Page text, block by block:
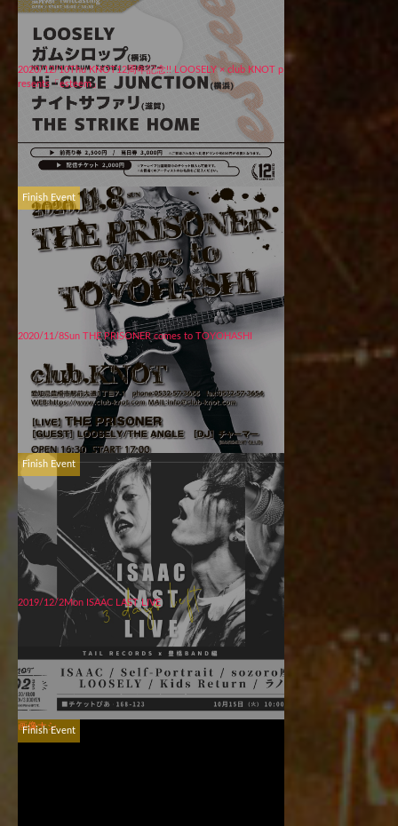
2020/12/10Thu KNOT12周年記念!! LOOSELY × club KNOT p
resents「esteem」
Finish Event
2020/11/8Sun THE PRISONER comes to TOYOHASHI
Finish Event
2019/12/2Mon ISAAC LAST LIVE
画像ナシ
Finish Event